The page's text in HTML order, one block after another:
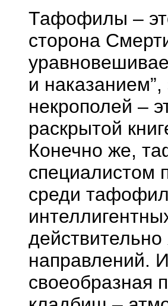
Тафофилы –
сторона
и наказанием”,
некрополей –
раскрытой
Конечно же,
специалистом
среди
направлений.
своеобразная